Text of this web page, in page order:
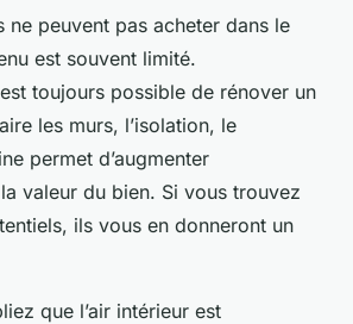
ne peuvent pas acheter dans le
est souvent limité.
toujours possible de rénover un
les murs, l’isolation, le
permet d’augmenter
valeur du bien. Si vous trouvez
ils vous en donneront un
que l’air intérieur est